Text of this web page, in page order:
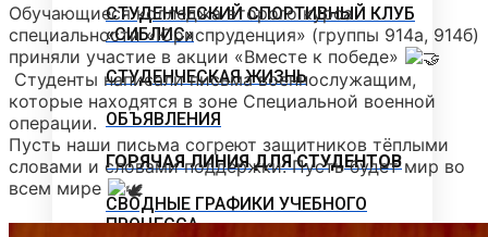
СТУДЕНЧЕСКИЙ СПОРТИВНЫЙ КЛУБ
«СИБЛИС»
СТУДЕНЧЕСКАЯ ЖИЗНЬ
ОБЪЯВЛЕНИЯ
ГОРЯЧАЯ ЛИНИЯ ДЛЯ СТУДЕНТОВ
СВОДНЫЕ ГРАФИКИ УЧЕБНОГО
ПРОЦЕССА
Обучающиеся колледжа второго курса
специальности «Юриспруденция» (группы 914а, 914б)
приняли участие в акции «Вместе к победе»
Студенты написали письма военнослужащим,
которые находятся в зоне Специальной военной
операции.
Пусть наши письма согреют защитников тёплыми
словами и словами поддержки. Пусть будет мир во
всем мире